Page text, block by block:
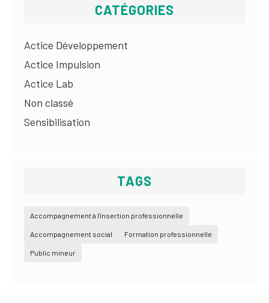
CATÉGORIES
Actice Développement
Actice Impulsion
Actice Lab
Non classé
Sensibilisation
TAGS
Accompagnement à l'insertion professionnelle
Accompagnement social Formation professionnelle
Public mineur